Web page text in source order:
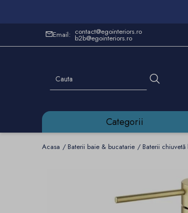
Email: contact@egointeriors.ro
b2b@egointeriors.ro
Categorii
Acasa Baterii baie & bucatarie Baterii